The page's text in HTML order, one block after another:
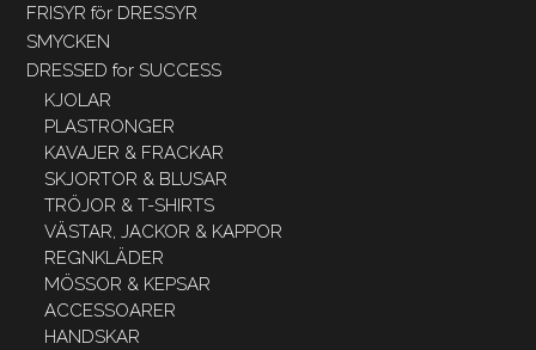
FRISYR för DRESSYR
SMYCKEN
DRESSED for SUCCESS
KJOLAR
PLASTRONGER
KAVAJER & FRACKAR
SKJORTOR & BLUSAR
TRÖJOR & T-SHIRTS
VÄSTAR, JACKOR & KAPPOR
REGNKLÄDER
MÖSSOR & KEPSAR
ACCESSOARER
HANDSKAR